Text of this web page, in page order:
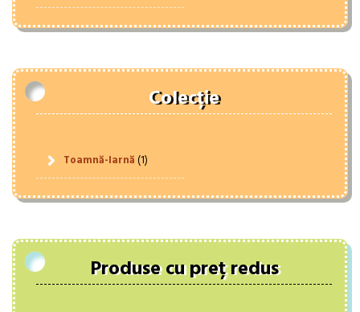
Colecție
Toamnă-Iarnă(1)
Produse cu preț redus